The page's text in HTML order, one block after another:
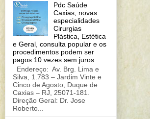
Pdc Saúde
Caxias, novas
especialidades
Cirurgias
Plástica, Estética
e Geral, consulta popular e os
procedimentos podem ser
pagos 10 vezes sem juros
Endereço: Av. Brg. Lima e
Silva, 1.783 – Jardim Vinte e
Cinco de Agosto, Duque de
Caxias – RJ, 25071-181.
Direção Geral: Dr. Jose
Roberto...